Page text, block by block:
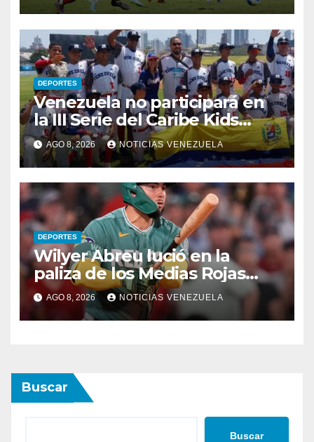
DEPORTES
Venezuela no participará en
la III Serie del Caribe Kids
Nayarit 2026
AGO 8, 2026 NOTICIAS VENEZUELA
DEPORTES
Wilyer Abreu lució en la
paliza de los Medias Rojas
sobre los Atléticos
AGO 8, 2026 NOTICIAS VENEZUELA
Buscar
Buscar